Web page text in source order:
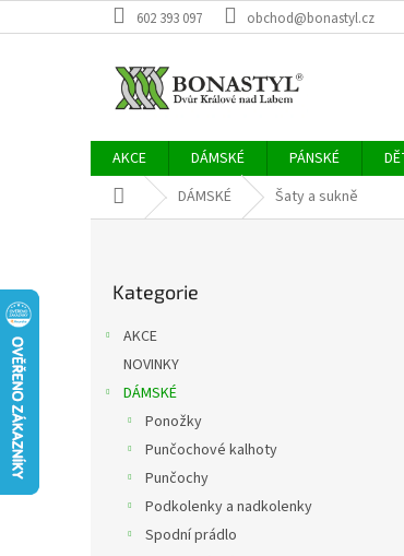
na
602 393 097 obchod@bonastyl.cz
AKCE DÁMSKÉ PÁNSKÉ
Domů DÁMSKÉ Šaty a sukně
kategorie
Kategorie
AKCE
NOVINKY
DÁMSKÉ
Ponožky
Punčochové kalhoty
Punčochy
Podkolenky a nadkolenky
Spodní prádlo